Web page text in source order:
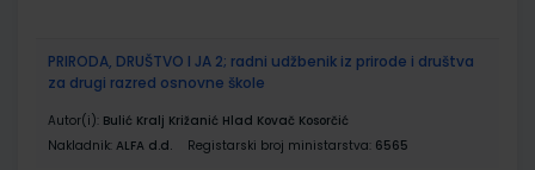
PRIRODA, DRUŠTVO I JA 2; radni udžbenik iz prirode i društva
za drugi razred osnovne škole
Autor(i): Bulić Kralj Križanić Hlad Kovač Kosorčić
Nakladnik: ALFA d.d. Registarski broj ministarstva: 6565